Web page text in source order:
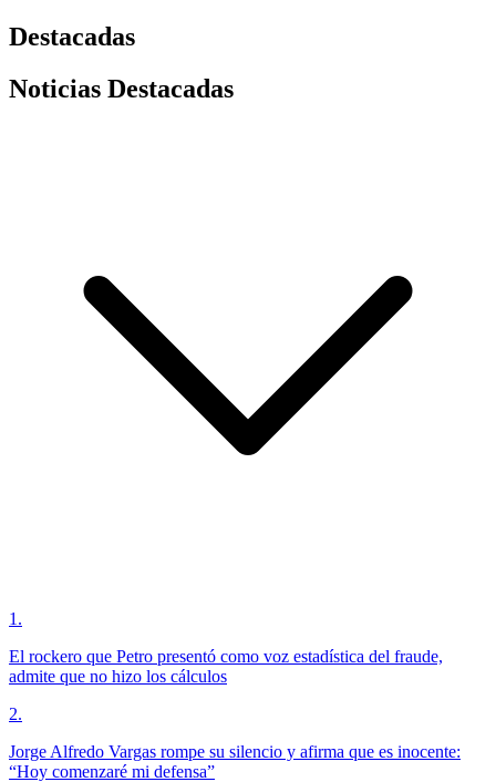
Destacadas
Noticias Destacadas
1 .
El rockero que Petro presentó como voz estadística del fraude,
admite que no hizo los cálculos
2.
Jorge Alfredo Vargas rompe su silencio y afirma que es inocente:
“Hoy comenzaré mi defensa”